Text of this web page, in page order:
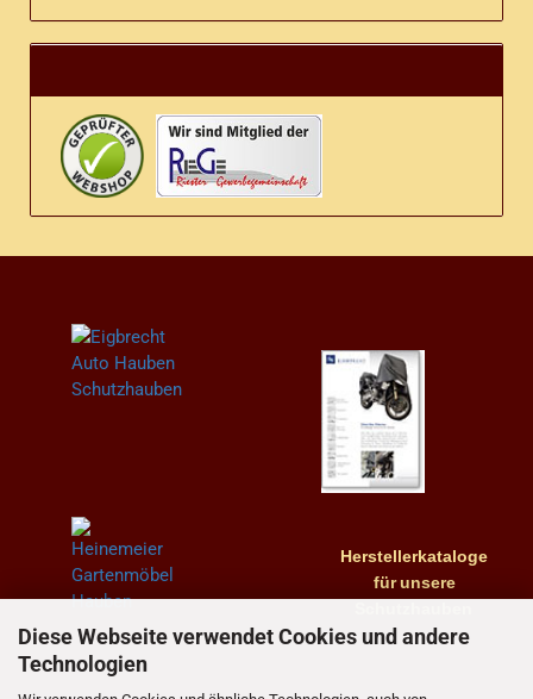
Diese Webseite verwendet Cookies und andere
Technologien
Herstellerkataloge
fürunsere